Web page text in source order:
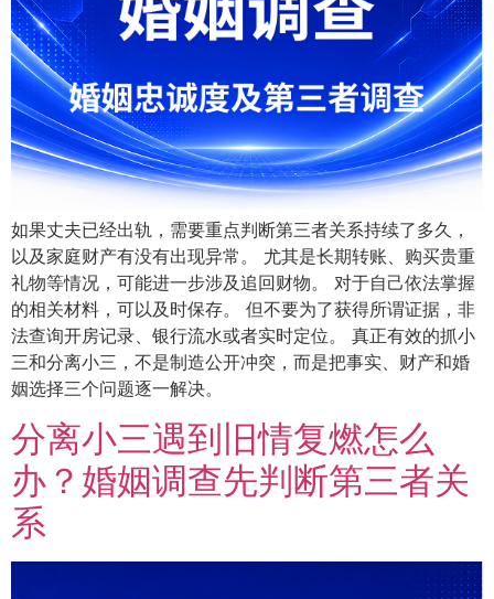
如果丈夫已经出轨，需要重点判断第三者关系持续了多久，
以及家庭财产有没有出现异常。 尤其是长期转账、购买贵重
礼物等情况，可能进一步涉及追回财物。 对于自己依法掌握
的相关材料，可以及时保存。 但不要为了获得所谓证据，非
法查询开房记录、银行流水或者实时定位。 真正有效的抓小
三和分离小三，不是制造公开冲突，而是把事实、财产和婚
姻选择三个问题逐一解决。
分离小三遇到旧情复燃怎么
办？婚姻调查先判断第三者关
系